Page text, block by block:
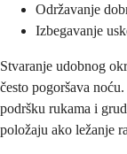
Održavanje
Izbegavanje
Stvaranje udobnog
često pogoršava
podršku rukama i
položaju ako ležanje